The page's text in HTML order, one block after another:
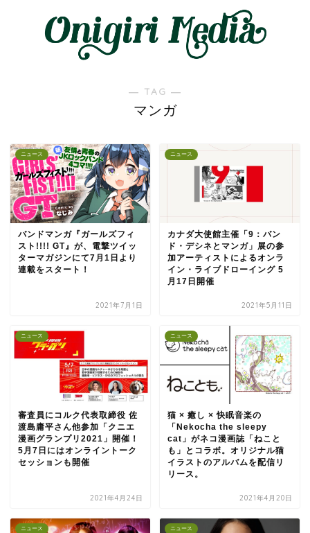
― TAG ―
マンガ
ニュース
バンドマンガ『ガールズフィ
スト!!!! GT』が、電撃ツイッ
ターマガジンにて7月1日より
連載をスタート！
2021年7月1日
ニュース
カナダ大使館主催「9：バン
ド・デシネとマンガ」展の参
加アーティストによるオンラ
イン・ライブドローイング 5
月17日開催
2021年5月11日
ニュース
審査員にコルク代表取締役 佐
渡島庸平さん他参加「クニエ
漫画グランプリ2021」開催！
5月7日にはオンライントーク
セッションも開催
2021年4月24日
ニュース
猫 × 癒し × 快眠音楽の
「Nekocha the sleepy
cat」がネコ漫画誌「ねこと
も」とコラボ。オリジナル猫
イラストのアルバムを配信リ
リース。
2021年4月20日
ニュース ニュース